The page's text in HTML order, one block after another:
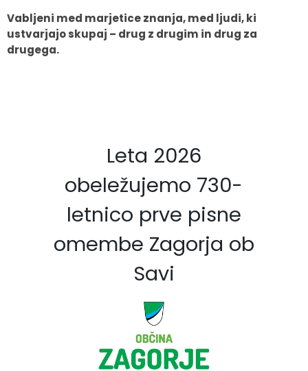
Vabljeni med marjetice znanja, med ljudi, ki
ustvarjajo skupaj – drug z drugim in drug za
drugega.
Leta 2026
obeležujemo 730-
letnico prve pisne
omembe Zagorja ob
Savi